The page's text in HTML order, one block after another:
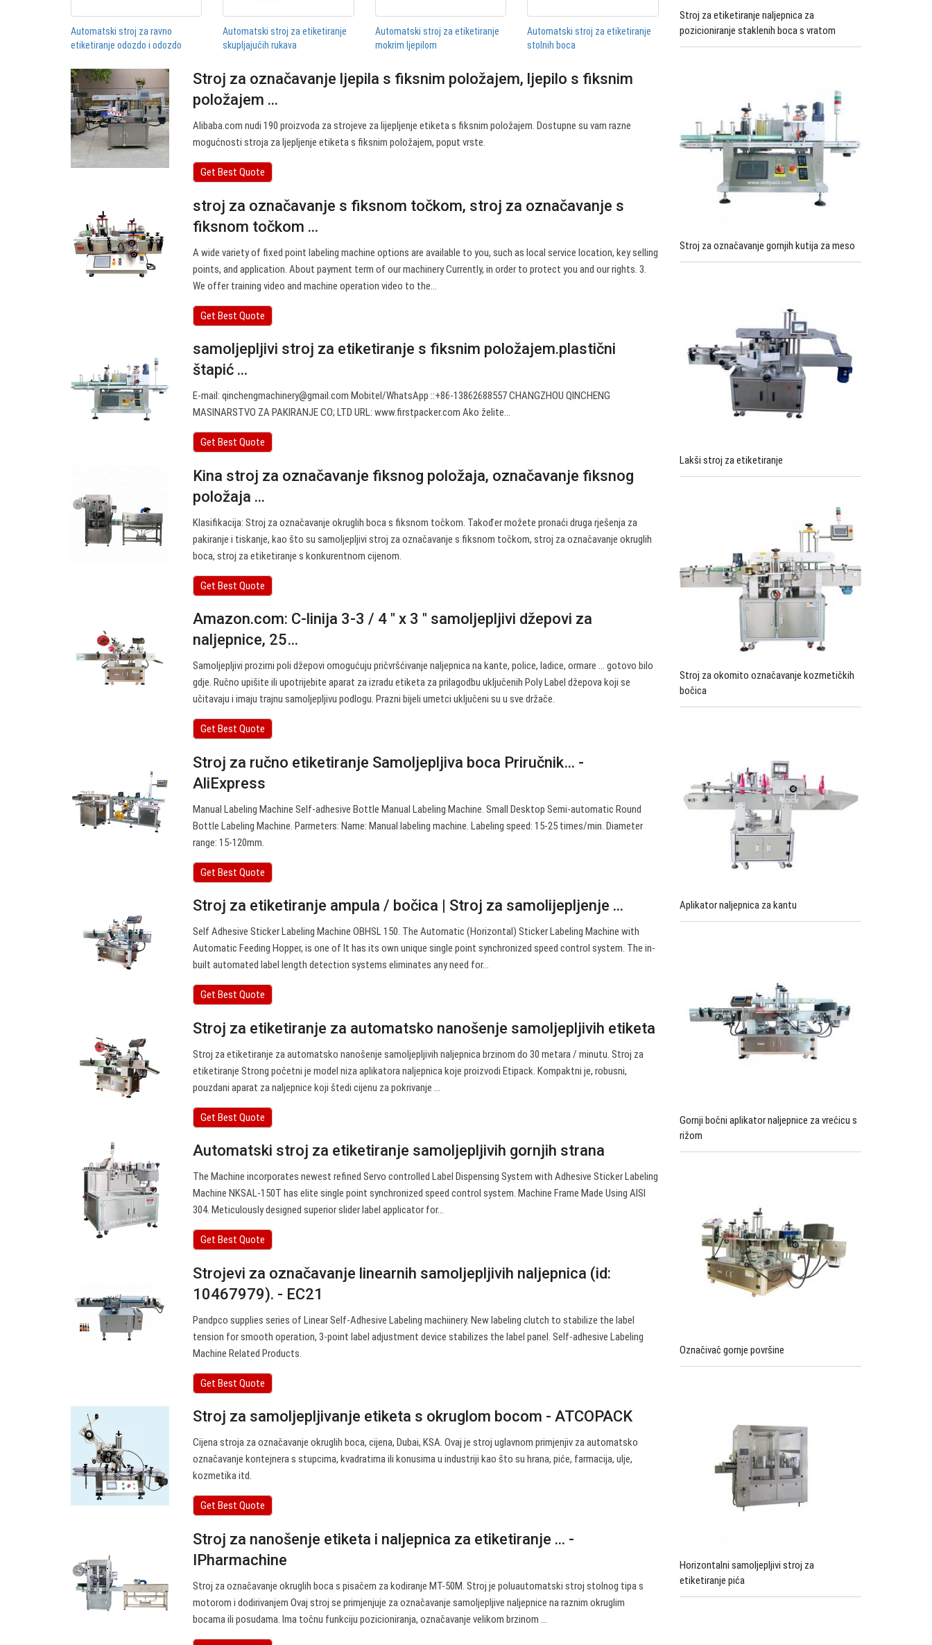
Automatski stroj za ravno
etiketiranje odozdo i odozdo
Automatski stroj za etiketiranje
skupljajućih rukava
Automatski stroj za etiketiranje
mokrim ljepilom
Automatski stroj za etiketiranje
stolnih boca
Stroj za označavanje ljepila s fiksnim položajem, ljepilo s fiksnim
položajem ...
Alibaba.com nudi 190 proizvoda za strojeve za lijepljenje etiketa s fiksnim položajem. Dostupne su vam razne
mogućnosti stroja za ljepljenje etiketa s fiksnim položajem, poput vrste.
Get Best Quote
stroj za označavanje s fiksnom točkom, stroj za označavanje s
fiksnom točkom ...
A wide variety of fixed point labeling machine options are available to you, such as local service location, key selling
points, and application. About payment term of our machinery Currently, in order to protect you and our rights. 3.
We offer training video and machine operation video to the…
Get Best Quote
samoljepljivi stroj za etiketiranje s fiksnim položajem.plastični
štapić ...
E-mail:qinchengmachinery@gmail.com Mobitel/WhatsApp ::+86-13862688557 CHANGZHOU QINCHENG
MASINARSTVO ZA PAKIRANJE CO; LTD URL: www.firstpacker.com Ako želite…
Get Best Quote
Kina stroj za označavanje fiksnog položaja, označavanje fiksnog
položaja ...
Klasifikacija: Stroj za označavanje okruglih boca s fiksnom točkom. Također možete pronaći druga rješenja za
pakiranje i tiskanje, kao što su samoljepljivi stroj za označavanje s fiksnom točkom, stroj za označavanje okruglih
boca, stroj za etiketiranje s konkurentnom cijenom.
Get Best Quote
Amazon.com: C-linija 3-3 / 4 ″ x 3 ″ samoljepljivi džepovi za
naljepnice, 25…
Samoljepljivi prozirni poli džepovi omogućuju pričvršćivanje naljepnica na kante, police, ladice, ormare ... gotovo bilo
gdje. Ručno upišite ili upotrijebite aparat za izradu etiketa za prilagodbu uključenih Poly Label džepova koji se
učitavaju i imaju trajnu samoljepljivu podlogu. Prazni bijeli umetci uključeni su u sve držače.
Get Best Quote
Stroj za ručno etiketiranje Samoljepljiva boca Priručnik… -
AliExpress
Manual Labeling Machine Self-adhesive Bottle Manual Labeling Machine. Small Desktop Semi-automatic Round
Bottle Labeling Machine. Parmeters: Name: Manual labeling machine. Labeling speed: 15-25 times/min. Diameter
range: 15-120mm.
Get Best Quote
Stroj za etiketiranje ampula / bočica | Stroj za samolijepljenje ...
Self Adhesive Sticker Labeling Machine OBHSL 150. The Automatic (Horizontal) Sticker Labeling Machine with
Automatic Feeding Hopper, is one of It has its own unique single point synchronized speed control system. The in-
built automated label length detection systems eliminates any need for…
Get Best Quote
Stroj za etiketiranje za automatsko nanošenje samoljepljivih etiketa
Stroj za etiketiranje za automatsko nanošenje samoljepljivih naljepnica brzinom do 30 metara / minutu. Stroj za
etiketiranje Strong početni je model niza aplikatora naljepnica koje proizvodi Etipack. Kompaktni je, robusni,
pouzdani aparat za naljepnice koji štedi cijenu za pokrivanje ...
Get Best Quote
Automatski stroj za etiketiranje samoljepljivih gornjih strana
The Machine incorporates newest refined Servo controlled Label Dispensing System with Adhesive Sticker Labeling
Machine NKSAL-150T has elite single point synchronized speed control system. Machine Frame Made Using AISI
304. Meticulously designed superior slider label applicator for…
Get Best Quote
Strojevi za označavanje linearnih samoljepljivih naljepnica (id:
10467979). - EC21
Pandpco supplies series of Linear Self-Adhesive Labeling machiinery. New labeling clutch to stabilize the label
tension for smooth operation, 3-point label adjustment device stabilizes the label panel. Self-adhesive Labeling
Machine Related Products.
Get Best Quote
Stroj za samoljepljivanje etiketa s okruglom bocom - ATCOPACK
Cijena stroja za označavanje okruglih boca, cijena, Dubai, KSA. Ovaj je stroj uglavnom primjenjiv za automatsko
označavanje kontejnera s stupcima, kvadratima ili konusima u industriji kao što su hrana, piće, farmacija, ulje,
kozmetika itd.
Get Best Quote
Stroj za nanošenje etiketa i naljepnica za etiketiranje ... -
IPharmachine
Stroj za označavanje okruglih boca s pisačem za kodiranje MT-50M. Stroj je poluautomatski stroj stolnog tipa s
motorom i dodirivanjem Ovaj stroj se primjenjuje za označavanje samoljepljive naljepnice na raznim okruglim
bocama ili posudama. Ima točnu funkciju pozicioniranja, označavanje velikom brzinom ...
Stroj za etiketiranje naljepnica za
pozicioniranje staklenih boca s vratom
Stroj za označavanje gornjih kutija za meso
Lakši stroj za etiketiranje
Stroj za okomito označavanje kozmetičkih
bočica
Aplikator naljepnica za kantu
Gornji bočni aplikator naljepnice za vrećicu s
rižom
Označivač gornje površine
Horizontalni samoljepljivi stroj za
etiketiranje pića